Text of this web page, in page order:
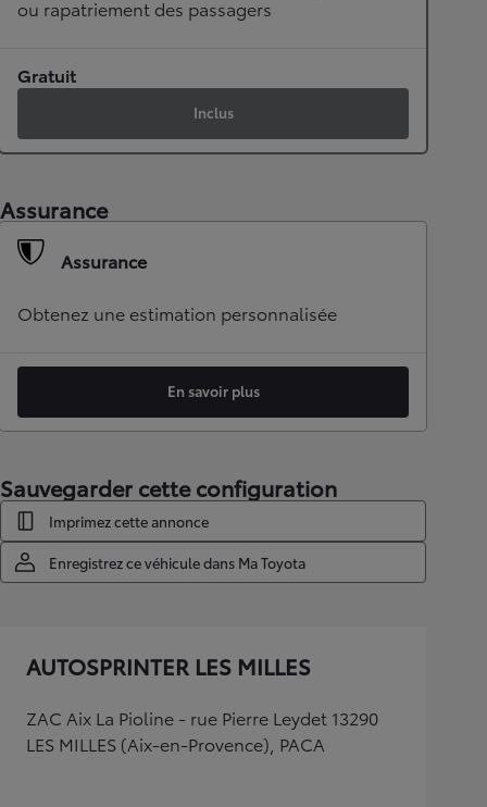
ou rapatriement des passagers
Gratuit
Inclus
Assurance
Assurance
Obtenez une estimation personnalisée
En savoir plus
Sauvegarder cette configuration
Imprimez cette annonce
Enregistrez ce véhicule dans Ma Toyota
AUTOSPRINTER LES MILLES
ZAC Aix La Pioline - rue Pierre Leydet 13290
LES MILLES (Aix-en-Provence), PACA